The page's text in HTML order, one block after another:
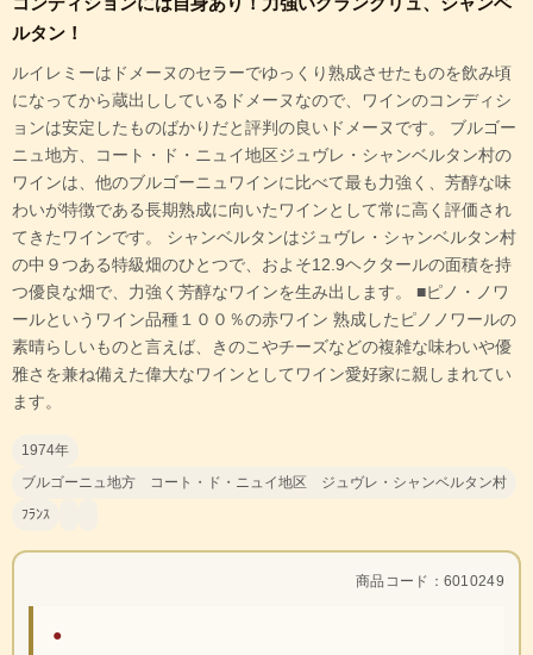
ルタン！
ルイレミーはドメーヌのセラーでゆっくり熟成させたものを飲み頃
になってから蔵出ししているドメーヌなので、ワインのコンディシ
ョンは安定したものばかりだと評判の良いドメーヌです。 ブルゴー
ニュ地方、コート・ド・ニュイ地区ジュヴレ・シャンベルタン村の
ワインは、他のブルゴーニュワインに比べて最も力強く、芳醇な味
わいが特徴である長期熟成に向いたワインとして常に高く評価され
てきたワインです。 シャンベルタンはジュヴレ・シャンベルタン村
の中９つある特級畑のひとつで、およそ12.9ヘクタールの面積を持
つ優良な畑で、力強く芳醇なワインを生み出します。 ■ピノ・ノワ
ールというワイン品種１００％の赤ワイン 熟成したピノノワールの
素晴らしいものと言えば、きのこやチーズなどの複雑な味わいや優
雅さを兼ね備えた偉大なワインとしてワイン愛好家に親しまれてい
ます。
1974年
ブルゴーニュ地方 コート・ド・ニュイ地区 ジュヴレ・シャンベルタン村
ﾌﾗﾝｽ
商品コード：6010249
●